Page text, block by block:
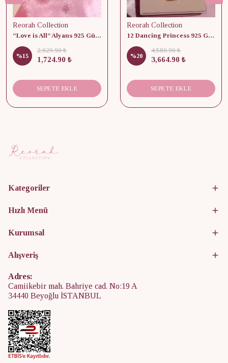
Reorah Collection
“Love is All” Alyans 925 Gümüş - Medium Beden
%15
2,029.90 ₺
1,724.90 ₺
SEPETE EKLE
Reorah Collection
12 Dancing Princess 925 Gümüş/ Kolye, Küpe ve Yüzük Set
%20
4,580.90 ₺
3,664.90 ₺
SEPETE EKLE
Kategoriler
Hızlı Menü
Kurumsal
Alışveriş
Adres:
Camiikebir mah. Bahriye cad. No:19 A
34440 Beyoğlu İSTANBUL